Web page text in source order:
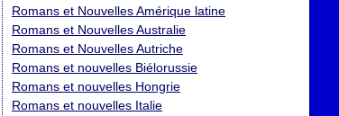
Romans et Nouvelles Amérique latine
Romans et Nouvelles Australie
Romans et Nouvelles Autriche
Romans et nouvelles Biélorussie
Romans et nouvelles Hongrie
Romans et nouvelles Italie